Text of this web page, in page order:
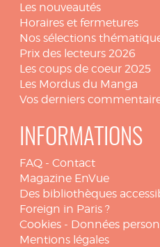
Les nouveautés
Horaires et fermetures
Nos sélections
Prix des lecteurs 2026
Les coups de coeur 2025
Les Mordus du Manga
Vos derniers
INFORMATIONS
FAQ - Contact
Magazine EnVue
Des bibliothèques
Foreign in Paris ?
Cookies - Données
Mentions légales